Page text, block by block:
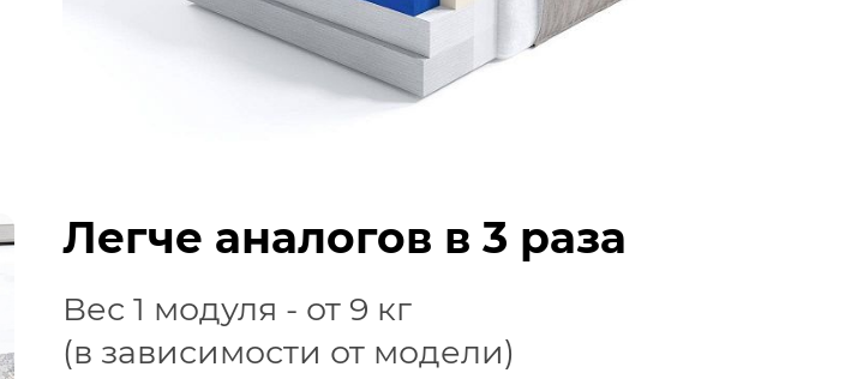
Легче аналогов в 3 раза
Вес 1 модуля - от 9 кг
(в зависимости от модели)